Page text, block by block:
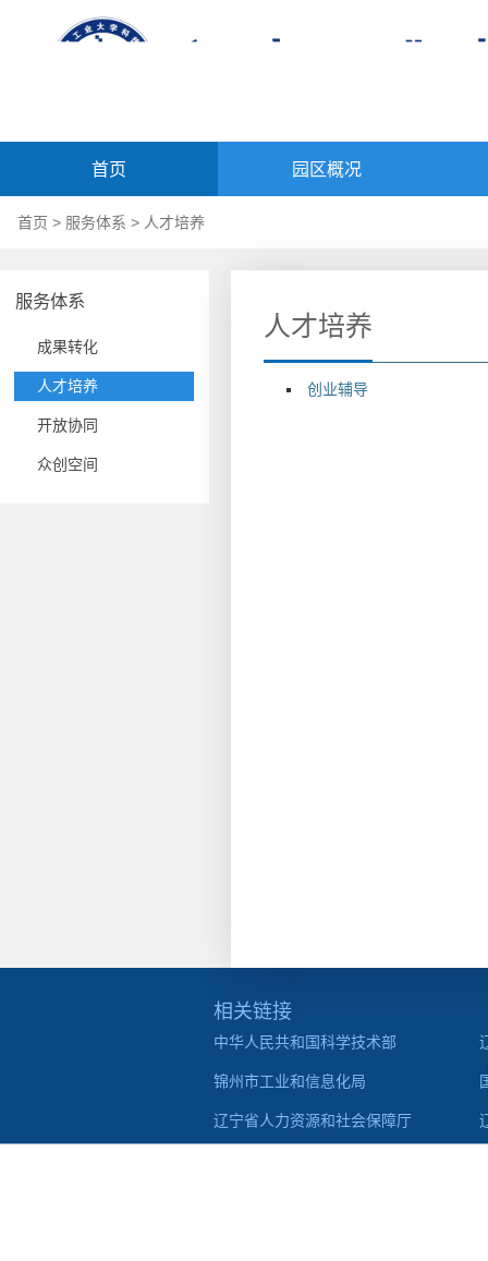
首页 园区概况
首页 > 服务体系 > 人才培养
服务体系
成果转化
人才培养
开放协同
众创空间
人才培养
创业辅导
相关链接
中华人民共和国科学技术部
锦州市工业和信息化局
辽宁省人力资源和社会保障厅